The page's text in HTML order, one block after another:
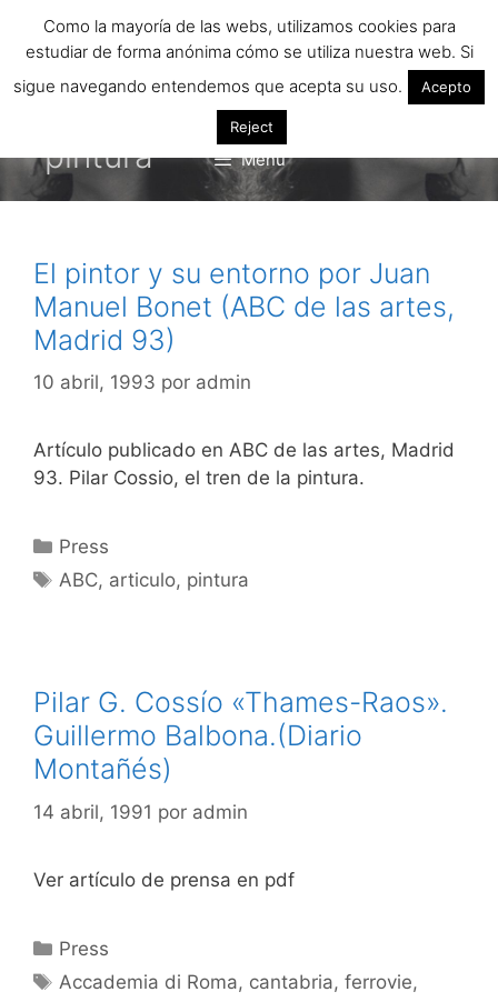
Menú
pintura
El pintor y su entorno por Juan
Manuel Bonet (ABC de las artes,
Madrid 93)
10 abril, 1993 por admin
Artículo publicado en ABC de las artes, Madrid
93. Pilar Cossio, el tren de la pintura.
Categorías
Press
Etiquetas
ABC, articulo, pintura
Pilar G. Cossío «Thames-Raos».
Guillermo Balbona.(Diario
Montañés)
14 abril, 1991 por admin
Ver artículo de prensa en pdf
Categorías
Press
Etiquetas
Accademia di Roma, cantabria,ferrovie,
Como la mayoría de las webs, utilizamos cookies para
estudiar de forma anónima cómo se utiliza nuestra web. Si
sigue navegando entendemos que acepta su uso.
Acepto
Reject